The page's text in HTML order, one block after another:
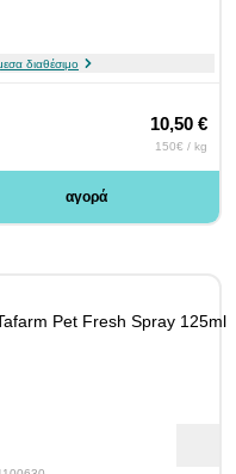
διαθέσιμο
10,50 €
150€ / kg
αγορά